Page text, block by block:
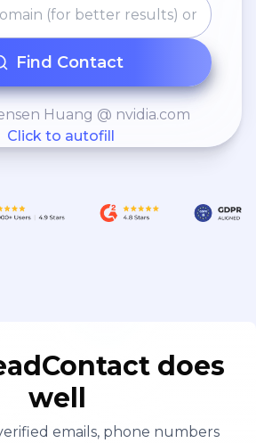
Find Contact
Huang @ nvidia.com
Click to autofill
does
well
emails, phone numbers